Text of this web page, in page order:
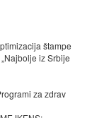
štampe
iz Srbije
za zdrav